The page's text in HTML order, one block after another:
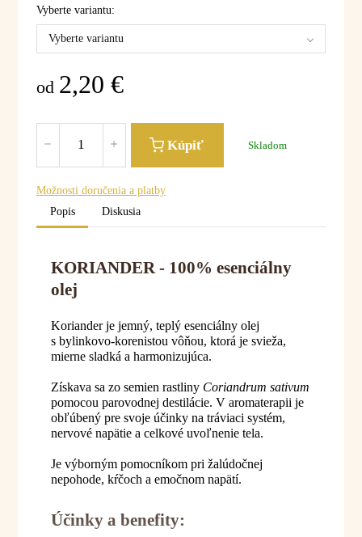
Vyberte variantu:
Vyberte variantu
od 2,20 €
Kúpiť Skladom
Možnosti doručenia a platby
Popis
Diskusia
KORIANDER - 100% esenciálny
olej
Koriander je jemný, teplý esenciálny olej
s bylinkovo-korenistou vôňou, ktorá je svieža,
mierne sladká a harmonizujúca.
Získava sa zo semien rastliny Coriandrum sativum
pomocou parovodnej destilácie. V aromaterapii je
obľúbený pre svoje účinky na tráviaci systém,
nervové napätie a celkové uvoľnenie tela.
Je výborným pomocníkom pri žalúdočnej
nepohode, kŕčoch a emočnom napätí.
Účinky a benefity: